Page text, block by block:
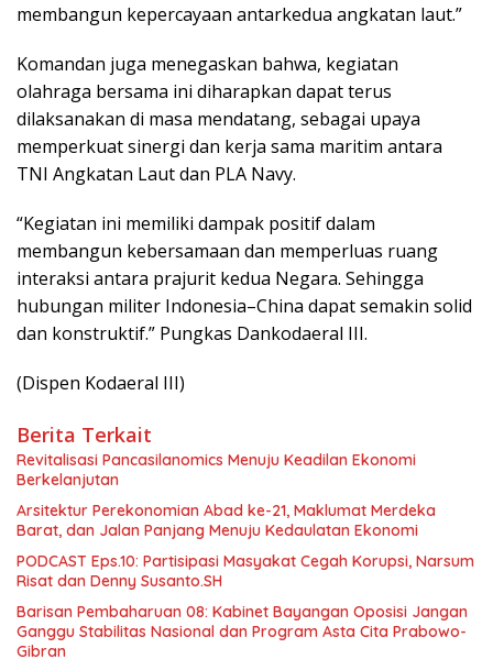
membangun kepercayaan antarkedua angkatan laut.”
Komandan juga menegaskan bahwa, kegiatan
olahraga bersama ini diharapkan dapat terus
dilaksanakan di masa mendatang, sebagai upaya
memperkuat sinergi dan kerja sama maritim antara
TNI Angkatan Laut dan PLA Navy.
“Kegiatan ini memiliki dampak positif dalam
membangun kebersamaan dan memperluas ruang
interaksi antara prajurit kedua Negara. Sehingga
hubungan militer Indonesia–China dapat semakin solid
dan konstruktif.” Pungkas Dankodaeral III.
(Dispen Kodaeral III)
Berita Terkait
Revitalisasi Pancasilanomics Menuju Keadilan Ekonomi
Berkelanjutan
Arsitektur Perekonomian Abad ke-21, Maklumat Merdeka
Barat, dan Jalan Panjang Menuju Kedaulatan Ekonomi
PODCAST Eps.10: Partisipasi Masyakat Cegah Korupsi, Narsum
Risat dan Denny Susanto.SH
Barisan Pembaharuan 08: Kabinet Bayangan Oposisi Jangan
Ganggu Stabilitas Nasional dan Program Asta Cita Prabowo-
Gibran